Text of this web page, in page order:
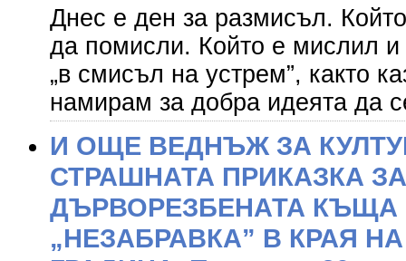
Днес е ден за размисъл.
да помисли. Който е мислил
„в смисъл на устрем”, както
намирам за добра идеята да
И ОЩЕ ВЕДНЪЖ ЗА
СТРАШНАТА ПРИКАЗКА ЗА
ДЪРВОРЕЗБЕНАТА КЪЩА
„НЕЗАБРАВКА” В КРАЯ